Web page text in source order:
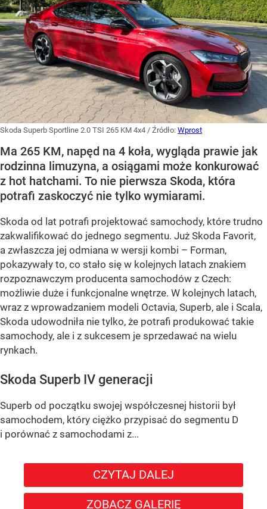
Skoda Superb Sportline 2.0 TSI 265 KM 4x4 / Źródło: Wprost
Ma 265 KM, napęd na 4 koła, wygląda prawie jak
rodzinna limuzyna, a osiągami może konkurować
z hot hatchami. To nie pierwsza Skoda, która
potrafi zaskoczyć nie tylko wymiarami.
Skoda od lat potrafi projektować samochody, które trudno
zakwalifikować do jednego segmentu. Już Skoda Favorit,
a zwłaszcza jej odmiana w wersji kombi – Forman,
pokazywały to, co stało się w kolejnych latach znakiem
rozpoznawczym producenta samochodów z Czech:
możliwie duże i funkcjonalne wnętrze. W kolejnych latach,
wraz z wprowadzaniem modeli Octavia, Superb, ale i Scala,
Skoda udowodniła nie tylko, że potrafi produkować takie
samochody, ale i z sukcesem je sprzedawać na wielu
rynkach.
Skoda Superb IV generacji
Superb od początku swojej współczesnej historii był
samochodem, który ciężko przypisać do segmentu D
i porównać z samochodami z...
CZYTAJ DALEJ
ZOBACZ GALERIĘ